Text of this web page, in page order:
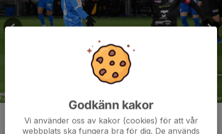
Kommentarer
Godkänn kakor
Vi använder oss av kakor (cookies) för att vår
webbplats ska fungera bra för dig. De används